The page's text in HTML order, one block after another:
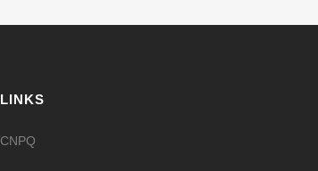
LINKS
CNPQ